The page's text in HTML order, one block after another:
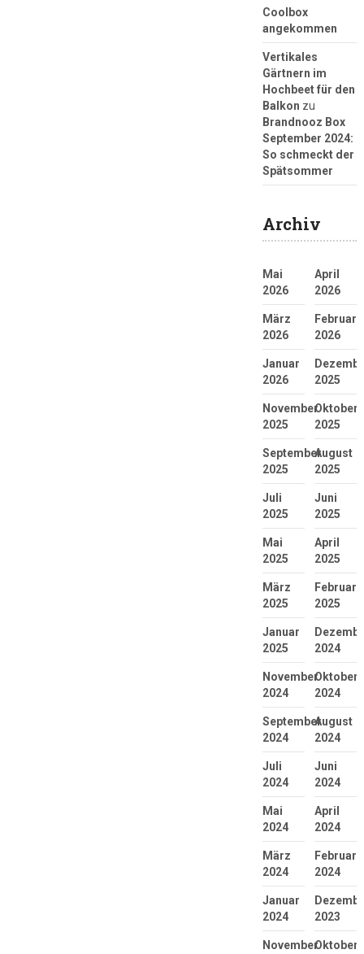
Coolbox
angekommen
Vertikales
Gärtnern im
Hochbeet für den
Balkon zu
Brandnooz Box
September 2024:
So schmeckt der
Spätsommer
Archiv
Mai
2026
April
2026
März
2026
Februar
2026
Januar
2026
2025
November
2025
Oktober
2025
September
2025
August
2025
Juli
2025
Juni
2025
Mai
2025
April
2025
März
2025
Februar
2025
Januar
2025
2024
November
2024
Oktober
2024
September
2024
August
2024
Juli
2024
Juni
2024
Mai
2024
April
2024
März
2024
Februar
2024
Januar
2024
2023
NovemberOktober